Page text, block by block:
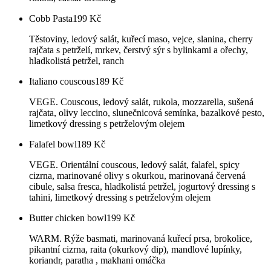
Cobb Pasta199 Kč
Těstoviny, ledový salát, kuřecí maso, vejce, slanina, cherry
rajčata s petrželí, mrkev, čerstvý sýr s bylinkami a ořechy,
hladkolistá petržel, ranch
Italiano couscous189 Kč
VEGE. Couscous, ledový salát, rukola, mozzarella, sušená
rajčata, olivy leccino, slunečnicová semínka, bazalkové pesto,
limetkový dressing s petrželovým olejem
Falafel bowl189 Kč
VEGE. Orientální couscous, ledový salát, falafel, spicy
cizrna, marinované olivy s okurkou, marinovaná červená
cibule, salsa fresca, hladkolistá petržel, jogurtový dressing s
tahini, limetkový dressing s petrželovým olejem
Butter chicken bowl199 Kč
WARM. Rýže basmati, marinovaná kuřecí prsa, brokolice,
pikantní cizrna, raita (okurkový dip), mandlové lupínky,
koriandr, paratha , makhani omáčka